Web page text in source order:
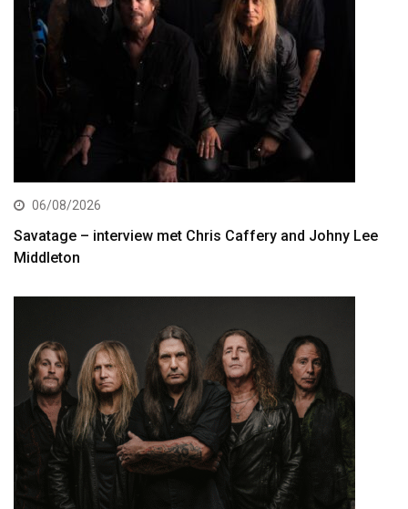
06/08/2026
Savatage – interview met Chris Caffery and Johny Lee
Middleton